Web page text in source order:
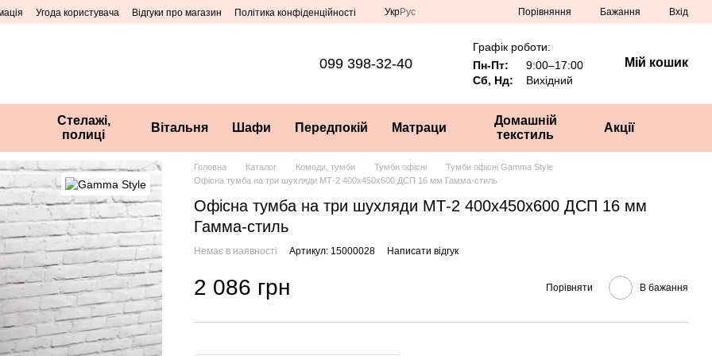
Угода користувача Відгуки про магазин Політика конфіденційності УкрРус Порівняння Бажання Вхід
099 398-32-40
Графік роботи:
Пн-Пт:
9:00–17:00
Сб, Нд:
Вихідний
Мій кошик
Стелажі,
полиці
Вітальня Шафи Передпокій Матраци
Домашній
текстиль
Акції
Головна Каталог Комоди, тумби Тумби офісні
Тумби офісні Gamma Style
Офісна тумба на три шухляди МТ-2 400x450x600 ДСП 16 мм Гамма-стиль
Офісна тумба на три шухляди МТ-2 400x450x600 ДСП 16 мм
Гамма-стиль
Немає в наявності Артикул: 15000028 Написати відгук
2 086 грн Порівняти В бажання